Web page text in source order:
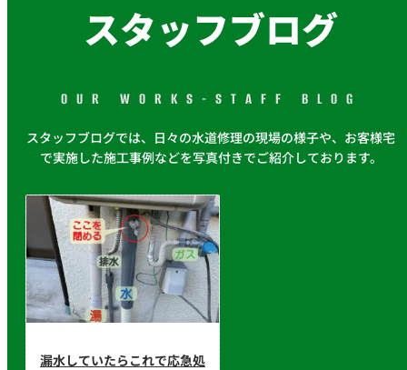
スタッフブログ
OUR WORKS-STAFF BLOG
スタッフブログでは、日々の水道修理の現場の様子や、お客様宅
で実施した施工事例などを写真付きでご紹介しております。
漏水していたらこれで応急処